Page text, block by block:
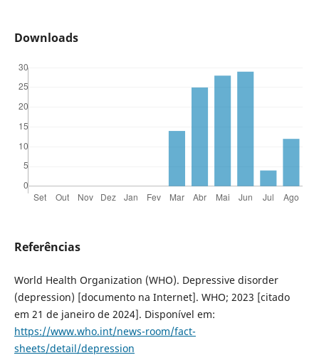
Downloads
Referências
World Health Organization (WHO). Depressive disorder
(depression) [documento na Internet]. WHO; 2023 [citado
em 21 de janeiro de 2024]. Disponível em:
https://www.who.int/news-room/fact-
sheets/detail/depression